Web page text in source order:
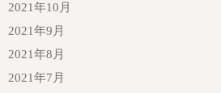
2021年10月
2021年9月
2021年8月
2021年7月